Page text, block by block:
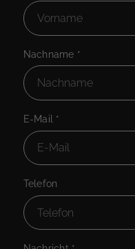
Nachname *
E-Mail *
Telefon